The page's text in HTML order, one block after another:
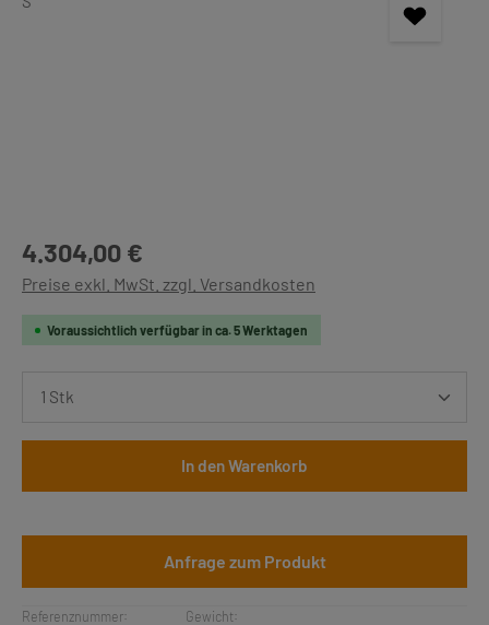
Regulärer Preis:
4.304,00 €
Preise exkl. MwSt. zzgl. Versandkosten
Voraussichtlich verfügbar in ca. 5 Werktagen
In den Warenkorb
Anfrage zum Produkt
Referenznummer: Gewicht: